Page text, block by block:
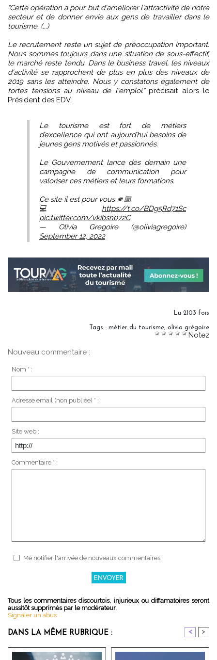
"Cette opération a pour but d'améliorer l'attractivité de notre
secteur et de donner envie aux gens de travailler dans le
tourisme. (...)
Le recrutement reste un sujet de préoccupation important.
Nous sommes toujours dans une situation de sous-effectif,
le marché reste tendu. Dans le business travel, les niveaux
d'activité se rapprochent de plus en plus des niveaux de
2019 sans les atteindre. Nous y constatons également de
fortes tensions au niveau de l'emploi."précisait alors le
Président des EDV.
Le tourisme est fort de métiers
d’excellence qui ont aujourd’hui besoins de
jeunes gens motivés et passionnés.
Le Gouvernement lance dès demain une
campagne de communication pour
valoriser ces métiers et leurs formations.
Ce site il est pour vous 🫵🏼
💻 https://t.co/BDg5Rd71Sc
pic.twitter.com/vkibsn072C
— Olivia Gregoire (@oliviagregoire)
September 12, 2022
Lu 2103 fois
Tags : métier du tourisme, olivia grégoire
Notez
Nouveau commentaire :
Nom * :
Adresse email (non publiée) * :
Site web :
Commentaire * :
Me notifier l'arrivée de nouveaux commentaires
Tous les commentaires discourtois, injurieux ou diffamatoires seront
aussitôt supprimés par le modérateur.
Signaler un abus
DANS LA MÊME RUBRIQUE : < >